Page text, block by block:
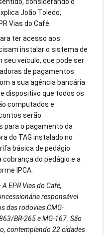
João Toledo,
Vias do Café.
ter acesso aos
instalar o sistema de
seu veículo, que pode ser
de pagamentos
a sua agência bancária
dispositivo que todos os
computados e
serão
para o pagamento da
do TAG instalado no
básica de pedágio
do pedágio e a
IPCA.
A EPR Vias do Café,
responsável
das rodovias CMG-
BR-265 e MG-167. São
contemplando 22 cidades